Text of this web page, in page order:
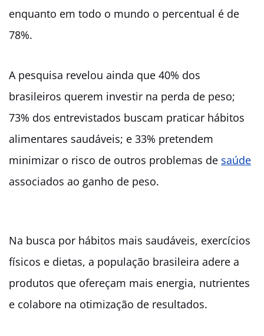
enquanto em todo o mundo o percentual é de
78%.
A pesquisa revelou ainda que 40% dos
brasileiros querem investir na perda de peso;
73% dos entrevistados buscam praticar hábitos
alimentares saudáveis; e 33% pretendem
minimizar o risco de outros problemas de saúde
associados ao ganho de peso.
Na busca por hábitos mais saudáveis, exercícios
físicos e dietas, a população brasileira adere a
produtos que ofereçam mais energia, nutrientes
e colabore na otimização de resultados.